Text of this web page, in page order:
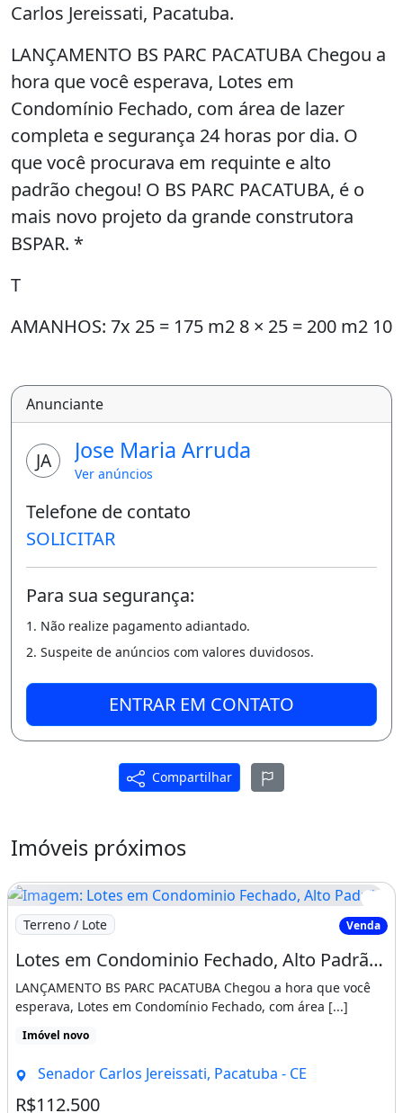
Carlos Jereissati, Pacatuba.
LANÇAMENTO BS PARC PACATUBA Chegou a
hora que você esperava, Lotes em
Condomínio Fechado, com área de lazer
completa e segurança 24 horas por dia. O
que você procurava em requinte e alto
padrão chegou! O BS PARC PACATUBA, é o
mais novo projeto da grande construtora
BSPAR. *
T
AMANHOS: 7x 25 = 175 m2 8 × 25 = 200 m2 10
I
NFORMAÇÕES:/ CRECI 14707 F CRECI 19696 J
Pense positivo.
Imóvel novo
Anunciante
JA Jose Maria Arruda
Ver anúncios
Telefone de contato
SOLICITAR
Para sua segurança:
1. Não realize pagamento adiantado.
2. Suspeite de anúncios com valores duvidosos.
ENTRAR EM CONTATO
Compartilhar
Imóveis próximos
Imagem: Lotes em Condominio Fechado, Alto Padrão
Terreno / Lote Venda
Lotes em Condominio Fechado, Alto Padrão, as Margens da Ce-060. Salmos 23 4
LANÇAMENTO BS PARC PACATUBA Chegou a hora que você
esperava, Lotes em Condomínio Fechado, com área [...]
Imóvel novo
Senador Carlos Jereissati, Pacatuba - CE
R$112.500